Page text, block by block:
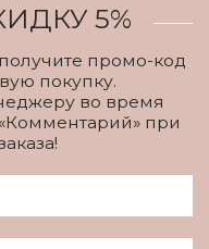
5%
промо-код
покупку.
во время
при